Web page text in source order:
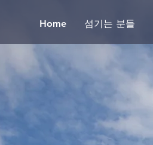
Home 섬기는 분들